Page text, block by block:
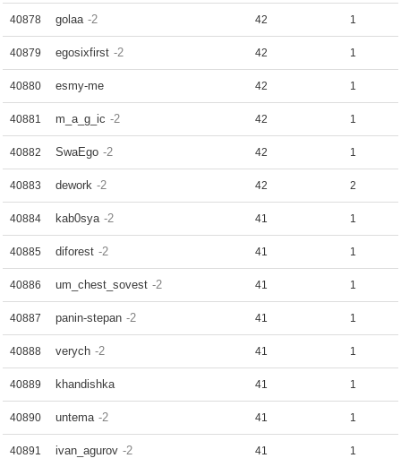
40878 golaa -2 42 1
40879 egosixfirst -2 42 1
40880 esmy-me 42 1
40881 m_a_g_ic -2 42 1
40882 SwaEgo -2 42 1
40883 dework -2 42 2
40884 kab0sya -2 41 1
40885 diforest -2 41 1
40886 um_chest_sovest -2 41 1
40887 panin-stepan -2 41 1
40888 verych -2 41 1
40889 khandishka 41 1
40890 untema -2 41 1
40891 ivan_agurov -2 41 1